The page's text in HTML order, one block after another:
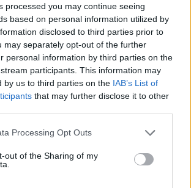
processed you may continue seeing
based on personal information utilized by
disclosed to third parties prior to
may separately opt-out of the further
personal information by third parties on the
participants. This information may
by us to third parties on the IAB’s List of
that may further disclose it to other
website/app uses one or more Google
visit or usage behaviour. You may click to
to Google and its third-party tags to
below specified purposes in below Google
Processing Opt Outs
out of the Sharing of my
és értesülj a friss hírekről a
is!
Követem